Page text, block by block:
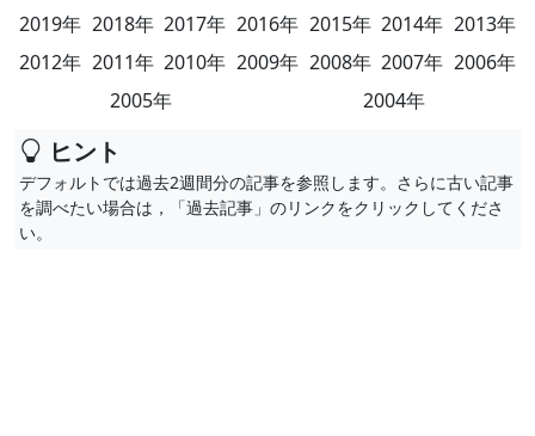
2019年 2018年 2017年 2016年 2015年 2014年 2013年
2012年 2011年 2010年 2009年 2008年 2007年 2006年
2005年
2004年
ヒント
デフォルトでは過去2週間分の記事を参照します。さらに古い記事
を調べたい場合は，「過去記事」のリンクをクリックしてくださ
い。